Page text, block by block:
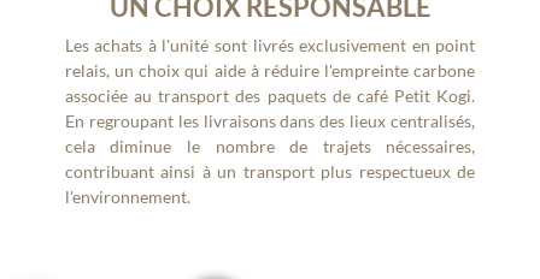
Les achats à l'unité sont livrés exclusivement en point
relais, un choix qui aide à réduire l'empreinte carbone
associée au transport des paquets de café Petit Kogi.
En regroupant les livraisons dans des lieux centralisés,
cela diminue le nombre de trajets nécessaires,
contribuant ainsi à un transport plus respectueux de
l'environnement.